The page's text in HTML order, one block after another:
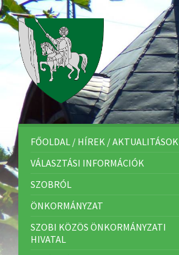
FŐOLDAL / HÍREK / AKTUALITÁSOK
VÁLASZTÁSI INFORMÁCIÓK
SZOBRÓL
ÖNKORMÁNYZAT
SZOBI KÖZÖS ÖNKORMÁNYZATI
HIVATAL